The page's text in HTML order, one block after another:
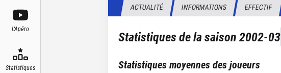
L'Apéro
Statistiques
ACTUALITÉ INFORMATIONS EFFECTIF
Statistiques de la saison2002-03
Statistiques moyennes des joueurs